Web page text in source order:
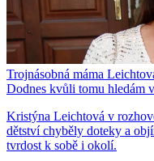
Trojnásobná máma
Dodnes kvůli tomu hledám
Kristýna Leichtová v
dětství chyběly doteky a
tvrdost k sobě i okolí.